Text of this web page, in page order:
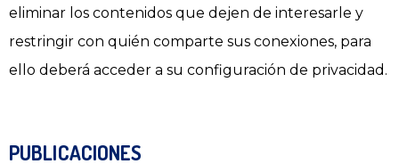
eliminar los contenidos que dejen de interesarle y
restringir con quién comparte sus conexiones, para
ello deberá acceder a su configuración de privacidad.
PUBLICACIONES